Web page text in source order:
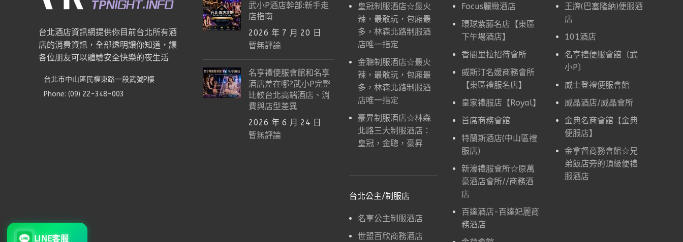
台北酒店資訊網提供你目前台北所有酒
店的消費資訊，全部透明讓你知道，讓
各位朋友可以體驗安全快樂的夜生活
台北市中山區民權東路一段武號P樓
Phone: (09) 22-348-003
武小P酒店幹部:新手走
店指南
2026 年 7 月 20 日
暫無評論
名亨禮便服會館和名享
酒店差在哪?武小P完整
比較台北高端酒店、消
費與店型差異
2026 年 6 月 24 日
暫無評論
皇冠制服酒店☆最火
辣，最敢玩，包廂最
多，林森北路制服酒
店唯一指定
金聰制服酒店☆最火
辣，最敢玩，包廂最
多，林森北路制服酒
店唯一指定
豪昇制服酒店☆林森
北路三大制服酒店：
皇冠，金聰，豪昇
台北公主/制服店
名享公主制服酒店
世盟百欣商務酒店
Focus麗緻酒店
環球紫藤名店【東區
下午場酒店】
香閣里拉招待會所
威斯汀名媛商務會所
【東區禮服名店】
皇家禮服店【Royal】
首席商務會館
特蘭斯酒店(中山區禮
服店)
新濠禮服會所☆原萬
豪酒店會所//商務酒
店
百達酒店-百達妃麗商
務酒店
王牌(巴塞隆納)便服酒
店
101酒店
名亨禮便服會館〔武
小P〕
威士登禮便服會館
威晶酒店/威晶會所
金典名商會館【金典
便服店】
金拿督商務會館☆兄
弟飯店旁的頂級便禮
服酒店
LINE客服